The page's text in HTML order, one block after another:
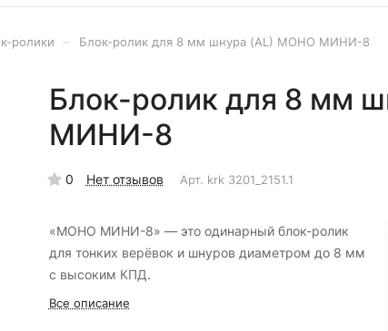
ролики Блок-ролик для 8 мм шнура (AL) МОНО МИНИ-8
Блок-ролик для 8 мм
МИНИ-8
0 Нет отзывов Арт. krk 3201_2151.1
«МОНО МИНИ-8» — это одинарный блок-ролик
для тонких верёвок и шнуров диаметром до 8 мм
с высоким КПД.
Все описание